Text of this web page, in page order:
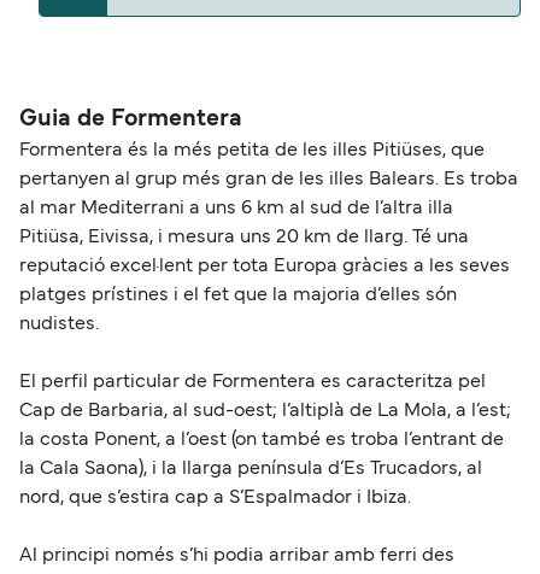
puedes viajar con mascotas con:
Trasmapi
Aquabus
Guia de Formentera
Formentera és la més petita de les illes Pitiüses, que
pertanyen al grup més gran de les illes Balears. Es troba
al mar Mediterrani a uns 6 km al sud de l’altra illa
Pitiüsa, Eivissa, i mesura uns 20 km de llarg. Té una
reputació excel·lent per tota Europa gràcies a les seves
platges prístines i el fet que la majoria d’elles són
nudistes.
El perfil particular de Formentera es caracteritza pel
Cap de Barbaria, al sud-oest; l’altiplà de La Mola, a l’est;
la costa Ponent, a l’oest (on també es troba l’entrant de
la Cala Saona), i la llarga península d’Es Trucadors, al
nord, que s’estira cap a S’Espalmador i Ibiza.
Al principi només s’hi podia arribar amb ferri des